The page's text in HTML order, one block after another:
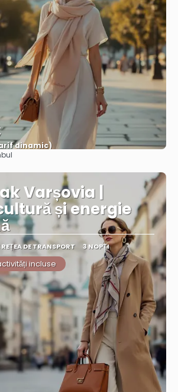
dinamic)
Varșovia |
și energie
REȚEA DE TRANSPORT 3 NOPȚI
incluse